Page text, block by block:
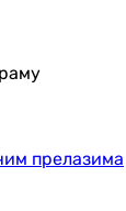
прелазима